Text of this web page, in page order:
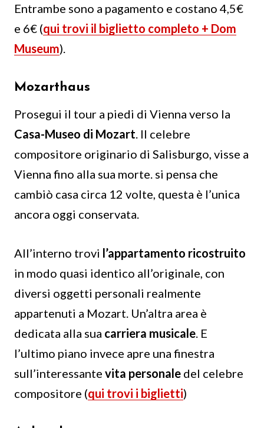
Entrambe sono a pagamento e costano 4,5€
e 6€ (qui trovi il biglietto completo + Dom
Museum).
Mozarthaus
Prosegui il tour a piedi di Vienna verso la
Casa-Museo di Mozart . Il celebre
compositore originario di Salisburgo, visse a
Vienna fino alla sua morte. si pensa che
cambiò casa circa 12 volte, questa è l’unica
ancora oggi conservata.
All’interno trovi l’appartamento ricostruito
in modo quasi identico all’originale, con
diversi oggetti personali realmente
appartenuti a Mozart. Un’altra area è
dedicata alla sua carriera musicale . E
l’ultimo piano invece apre una finestra
sull’interessante vita personale del celebre
compositore (qui trovi i biglietti)